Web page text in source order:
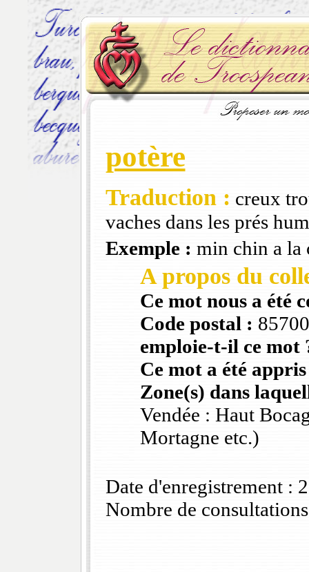
potère
Traduction : creux
vaches dans les prés
Exemple : min chin a la
A propos du
Ce mot nous a été
Code postal :
emploie-t-il ce mot
Ce mot a été
Zone(s) dans
Vendée : Haut
Mortagne etc.)
Date d'enregistrement :
Nombre de